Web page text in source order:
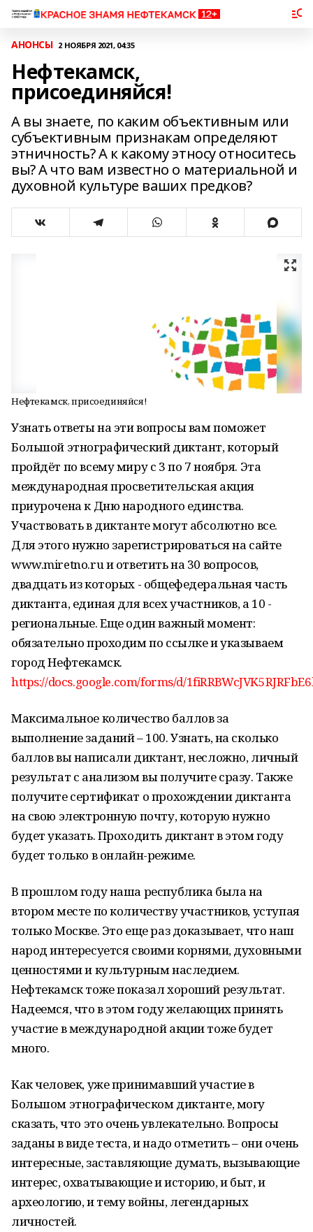
АНОНСЫ 2 НОЯБРЯ 2021, 04:35
Нефтекамск,
присоединяйся!
А вы знаете, по каким объективным или
субъективным признакам определяют
этничность? А к какому этносу относитесь
вы? А что вам известно о материальной и
духовной культуре ваших предков?
Нефтекамск, присоединяйся!
Узнать ответы на эти вопросы вам поможет
Большой этнографический диктант, который
пройдёт по всему миру с 3 по 7 ноября. Эта
международная просветительская акция
приурочена к Дню народного единства.
Участвовать в диктанте могут абсолютно все.
Для этого нужно зарегистрироваться на сайте
www.miretno.ru и ответить на 30 вопросов,
двадцать из которых - общефедеральная часть
диктанта, единая для всех участников, а 10 -
региональные. Еще один важный момент:
обязательно проходим по ссылке и указываем
город Нефтекамск.
https://docs.google.com/forms/d/
Максимальное количество баллов за
выполнение заданий – 100. Узнать, на сколько
баллов вы написали диктант, несложно, личный
результат с анализом вы получите сразу. Также
получите сертификат о прохождении диктанта
на свою электронную почту, которую нужно
будет указать. Проходить диктант в этом году
будет только в онлайн-режиме.
В прошлом году наша республика была на
втором месте по количеству участников, уступая
только Москве. Это еще раз доказывает, что наш
народ интересуется своими корнями, духовными
ценностями и культурным наследием.
Нефтекамск тоже показал хороший результат.
Надеемся, что в этом году желающих принять
участие в международной акции тоже будет
много.
Как человек, уже принимавший участие в
Большом этнографическом диктанте, могу
сказать, что это очень увлекательно. Вопросы
заданы в виде теста, и надо отметить – они очень
интересные, заставляющие думать, вызывающие
интерес, охватывающие и историю, и быт, и
археологию, и тему войны, легендарных
личностей.